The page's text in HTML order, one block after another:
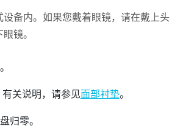
设备内。如果您戴着眼镜，请在戴上头
镜。
有关说明，请参见面部衬垫。
归零。